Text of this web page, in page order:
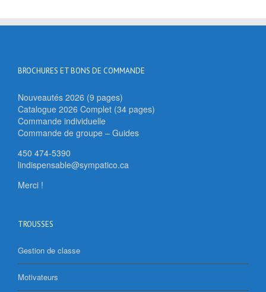
BROCHURES ET BONS DE COMMANDE
Nouveautés 2026 (9 pages)
Catalogue 2026 Complet (34 pages)
Commande individuelle
Commande de groupe – Guides
450 474-5390
lindispensable@sympatico.ca
Merci !
TROUSSES
Gestion de classe
Motivateurs